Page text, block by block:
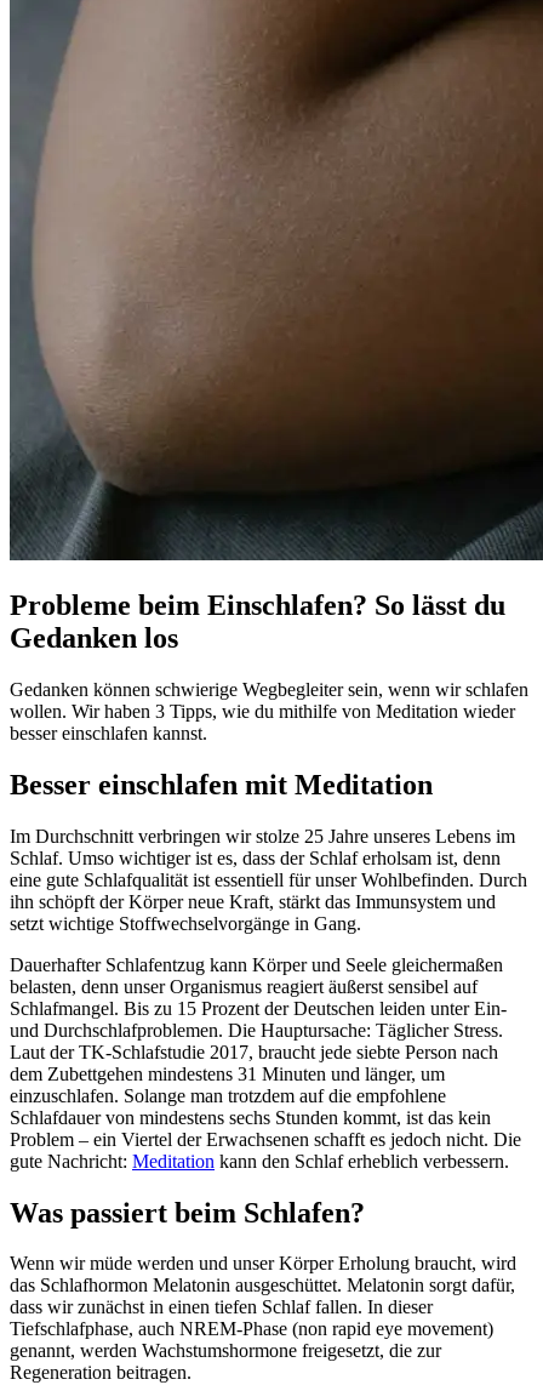
Probleme beim Einschlafen? So lässt du
Gedanken los
Gedanken können schwierige Wegbegleiter sein, wenn wir schlafen
wollen. Wir haben 3 Tipps, wie du mithilfe von Meditation wieder
besser einschlafen kannst.
Besser einschlafen mit Meditation
Im Durchschnitt verbringen wir stolze 25 Jahre unseres Lebens im
Schlaf. Umso wichtiger ist es, dass der Schlaf erholsam ist, denn
eine gute Schlafqualität ist essentiell für unser Wohlbefinden. Durch
ihn schöpft der Körper neue Kraft, stärkt das Immunsystem und
setzt wichtige Stoffwechselvorgänge in Gang.
Dauerhafter Schlafentzug kann Körper und Seele gleichermaßen
belasten, denn unser Organismus reagiert äußerst sensibel auf
Schlafmangel. Bis zu 15 Prozent der Deutschen leiden unter Ein-
und Durchschlafproblemen. Die Hauptursache: Täglicher Stress.
Laut der TK-Schlafstudie 2017, braucht jede siebte Person nach
dem Zubettgehen mindestens 31 Minuten und länger, um
einzuschlafen. Solange man trotzdem auf die empfohlene
Schlafdauer von mindestens sechs Stunden kommt, ist das kein
Problem – ein Viertel der Erwachsenen schafft es jedoch nicht. Die
gute Nachricht: Meditation kann den Schlaf erheblich verbessern.
Was passiert beim Schlafen?
Wenn wir müde werden und unser Körper Erholung braucht, wird
das Schlafhormon Melatonin ausgeschüttet. Melatonin sorgt dafür,
dass wir zunächst in einen tiefen Schlaf fallen. In dieser
Tiefschlafphase, auch NREM-Phase (non rapid eye movement)
genannt, werden Wachstumshormone freigesetzt, die zur
Regeneration beitragen.